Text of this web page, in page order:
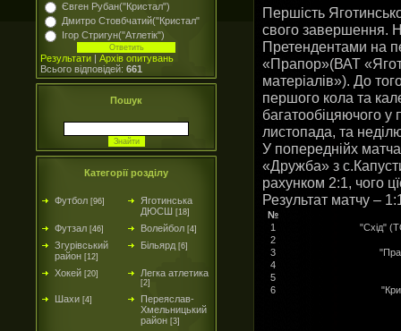
Євген Рубан("Кристал")
Дмитро Стовбчатий("Кристал"
Ігор Стригун("Атлетік")
Результати | Архів опитувань
Всього відповідей: 661
Пошук
Категорії розділу
Футбол [96]
Яготинська
ДЮСШ [18]
Футзал [46] Волейбол [4]
Згурівський
район [12]
Більярд [6]
Хокей [20] Легка атлетика
[2]
Шахи [4]
Переяслав-
Хмельницький
район [3]
Першість
свого завершення.
Претендентами на
«Прапор»(ВАТ
матеріалів»). До
першого кола та
багатообіцяючого
листопада, та
У попереднійх
«Дружба» з
рахунком 2:1, чого
Результат матчу –
№
1
"Схід"
2
3
4
5
6